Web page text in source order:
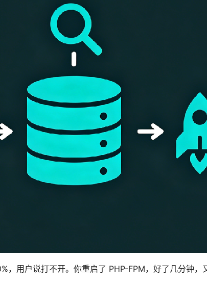
，用户说打不开。你重启了 PHP-FPM，好了几分钟，